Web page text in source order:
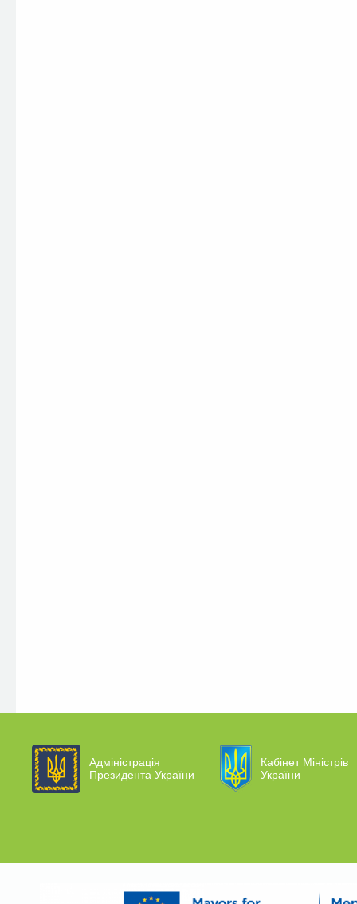
Адміністрація
Президента України
Кабінет Міністрів
України